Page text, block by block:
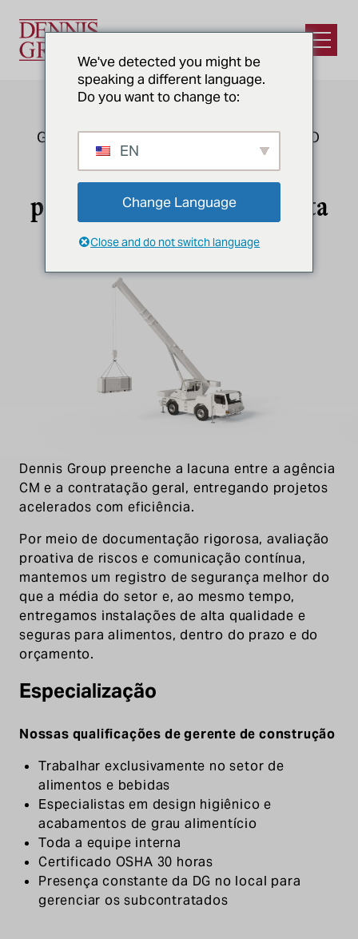
Abrir
Gerenciamento de construção para
instalações de alimentos e bebidas
Nossos dedicados gerentes de construção e
segurança fornecem gerenciamento de
construção de ponta a ponta, colaborando
estreitamente com as equipes de projeto e
design para manter os projetos dentro do
Dennis Group preenche a lacuna entre a agência
CM e a contratação geral, entregando projetos
acelerados com eficiência.
Por meio de documentação rigorosa, avaliação
proativa de riscos e comunicação contínua,
mantemos um registro de segurança melhor do
que a média do setor e, ao mesmo tempo,
entregamos instalações de alta qualidade e
seguras para alimentos, dentro do prazo e do
orçamento.
Especialização
Nossas qualificações de gerente de construção
Trabalhar exclusivamente no setor de
alimentos e bebidas
Especialistas em design higiênico e
acabamentos de grau alimentício
Toda a equipe interna
Certificado OSHA 30 horas
Presença constante da DG no local para
gerenciar os subcontratados
GERENCIAMENTO DE CONSTRUÇÃO
Supervisão especializada
para uma execução perfeita
do projeto
We've detected you might be
speaking a different language.
Do you want to change to:
EN
Change Language
Close and do not switch language